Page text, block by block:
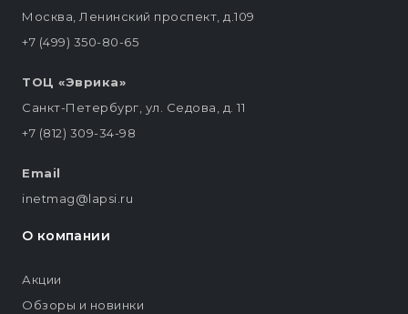
Москва, Ленинский проспект, д.109
+7 (499) 350-80-65
ТОЦ «Эврика»
Санкт-Петербург, ул. Седова, д. 11
+7 (812) 309-34-98
Email
inetmag@lapsi.ru
О компании
Акции
Обзоры и новинки